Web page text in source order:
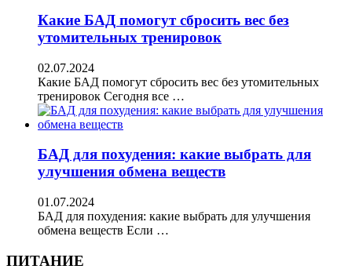
Какие БАД помогут сбросить вес без
утомительных тренировок
02.07.2024
Какие БАД помогут сбросить вес без утомительных
тренировок Сегодня все …
БАД для похудения: какие выбрать для
улучшения обмена веществ
01.07.2024
БАД для похудения: какие выбрать для улучшения
обмена веществ Если …
ПИТАНИЕ